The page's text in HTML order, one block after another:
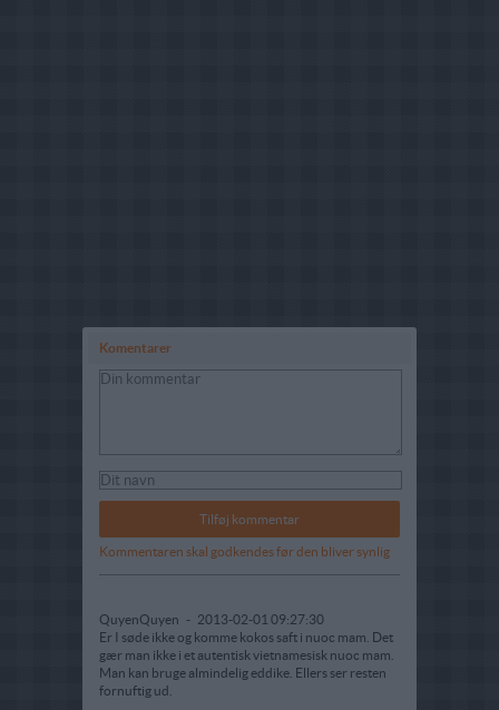
Komentarer
Kommentaren skal godkendes før den bliver synlig
QuyenQuyen - 2013-02-01 09:27:30
Er I søde ikke og komme kokos saft i nuoc mam. Det
gær man ikke i et autentisk vietnamesisk nuoc mam.
Man kan bruge almindelig eddike. Ellers ser resten
fornuftig ud.